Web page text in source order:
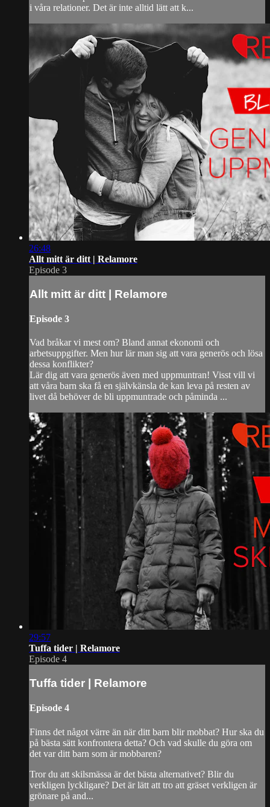
i våra relationer. Det är inte alltid lätt att k...
26:48
Allt mitt är ditt | Relamore
Episode 3
Allt mitt är ditt | Relamore
Episode 3
Vad bråkar vi mest om? Bland annat ekonomi och
arbetsuppgifter. Men hur lär man sig att vara generös och lösa
dessa konflikter?
Lär dig att vara generös även med uppmuntran! Visst vill vi
att våra barn ska få en självkänsla de kan leva på resten av
livet då behöver de bli uppmuntrade och påminda ...
29:57
Tuffa tider | Relamore
Episode 4
Tuffa tider | Relamore
Episode 4
Finns det något värre än när ditt barn blir mobbat? Hur ska du
på bästa sätt konfrontera detta? Och vad skulle du göra om
det var ditt barn som är mobbaren?
Tror du att skilsmässa är det bästa alternativet? Blir du
verkligen lyckligare? Det är lätt att tro att gräset verkligen är
grönare på and...